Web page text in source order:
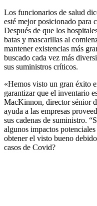
Los funcionarios de salud
esté mejor posicionado para
Después de que los
batas y mascarillas al
mantener existencias más
buscado cada vez más
sus suministros críticos.
«Hemos visto un gran éxito
garantizar que el inventario
MacKinnon, director sénior
ayuda a las empresas
sus cadenas de suministro.
algunos impactos
obtener el visto bueno
casos de Covid?